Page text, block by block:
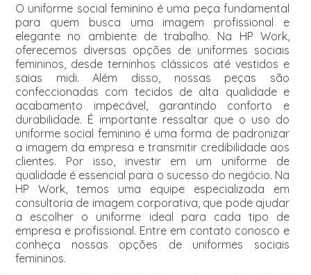
O uniforme social feminino é uma peça fundamental
para quem busca uma imagem profissional e
elegante no ambiente de trabalho. Na HP Work,
oferecemos diversas opções de uniformes sociais
femininos, desde terninhos clássicos até vestidos e
saias midi. Além disso, nossas peças são
confeccionadas com tecidos de alta qualidade e
acabamento impecável, garantindo conforto e
durabilidade. É importante ressaltar que o uso do
uniforme social feminino é uma forma de padronizar
a imagem da empresa e transmitir credibilidade aos
clientes. Por isso, investir em um uniforme de
qualidade é essencial para o sucesso do negócio. Na
HP Work, temos uma equipe especializada em
consultoria de imagem corporativa, que pode ajudar
a escolher o uniforme ideal para cada tipo de
empresa e profissional. Entre em contato conosco e
conheça nossas opções de uniformes sociais
femininos.